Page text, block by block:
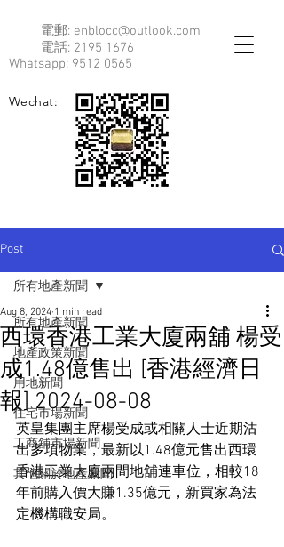
電郵: enblocc@outlook.com
電話: 2195 1676
Whatsapp: 9512 0565
Wechat:
Post
所有地產新聞
地產政策新聞
用地新聞
住宅市場新聞
工商舖市場新聞
其他關於地產新聞
所有地產新聞
西環香港工業大廈兩舖 楊受
成1.48億售出 [香港經濟日
報] 2024-08-08
Aug 8, 2024 1 min read
英皇集團主席楊受成或相關人士近期沽
出多項物業，最新以1.48億元售出西環
香港工業大廈兩間地舖連車位，相較18
年前購入價大賺1.35億元，新買家為法
定機構職安局。